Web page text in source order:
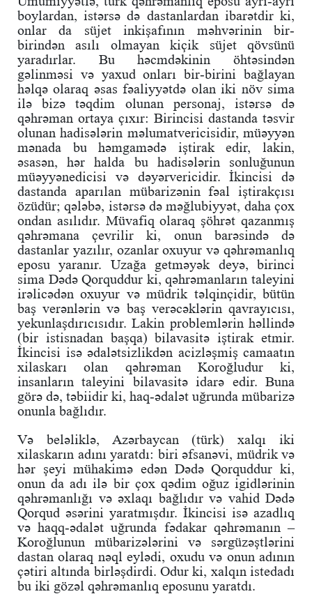
boylardan, istərsə də dastanlardan ibarətdir ki,
onlar da süjet inkişafının məhvərinin bir-
birindən asılı olmayan kiçik süjet qövsünü
yaradırlar. Bu həcmdəkinin öhtəsindən
gəlinməsi və yaxud onları bir-birini bağlayan
həlqə olaraq əsas fəaliyyətdə olan iki növ sima
ilə bizə təqdim olunan personaj, istərsə də
qəhrəman ortaya çıxır: Birincisi dastanda təsvir
olunan hadisələrin məlumatvericisidir, müəyyən
mənada bu həmgamədə iştirak edir, lakin,
əsasən, hər halda bu hadisələrin sonluğunun
müəyyənedicisi və dəyərvericidir. İkincisi də
dastanda aparılan mübarizənin fəal iştirakçısı
özüdür; qələbə, istərsə də məğlubiyyət, daha çox
ondan asılıdır. Müvafiq olaraq şöhrət qazanmış
qəhrəmana çevrilir ki, onun barəsində də
dastanlar yazılır, ozanlar oxuyur və qəhrəmanlıq
eposu yaranır. Uzağa getməyək deyə, birinci
sima Dədə Qorquddur ki, qəhrəmanların taleyini
irəlicədən oxuyur və müdrik təlqinçidir, bütün
baş verənlərin və baş verəcəklərin qavrayıcısı,
yekunlaşdırıcısıdır. Lakin problemlərin həllində
(bir istisnadan başqa) bilavasitə iştirak etmir.
İkincisi isə ədalətsizlikdən acizləşmiş camaatın
xilaskarı olan qəhrəman Koroğludur ki,
insanların taleyini bilavasitə idarə edir. Buna
görə də, təbiidir ki, haq-ədalət uğrunda mübarizə
onunla bağlıdır.
Və beləliklə, Azərbaycan (türk) xalqı iki
xilaskarın adını yaratdı: biri əfsanəvi, müdrik və
hər şeyi mühakimə edən Dədə Qorquddur ki,
onun da adı ilə bir çox qədim oğuz igidlərinin
qəhrəmanlığı və əxlaqı bağlıdır və vahid Dədə
Qorqud əsərini yaratmışdır. İkincisi isə azadlıq
və haqq-ədalət uğrunda fədakar qəhrəmanın –
Koroğlunun mübarizələrini və sərgüzəştlərini
dastan olaraq nəql eylədi, oxudu və onun adının
çətiri altında birləşdirdi. Odur ki, xalqın istedadı
bu iki gözəl qəhrəmanlıq eposunu yaratdı.